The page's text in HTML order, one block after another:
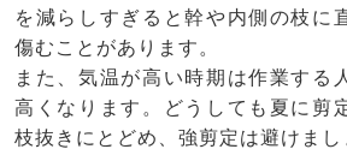
を減らしすぎると幹や内側の枝に
傷むことがあります。
また、気温が高い時期は作業する
高くなります。どうしても夏に剪
枝抜きにとどめ、強剪定は避けまし